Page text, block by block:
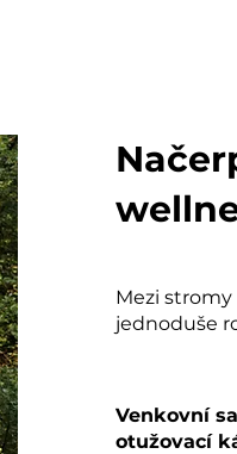
Mezi stromy
jednoduše
Venkovní
otužovací